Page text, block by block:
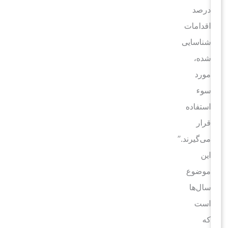
درصد
اقدامات
شناسایی
شده،
مورد
سوء
استفاده
قرار
می‌گیرند.”
موضوع
سال‌ها
است